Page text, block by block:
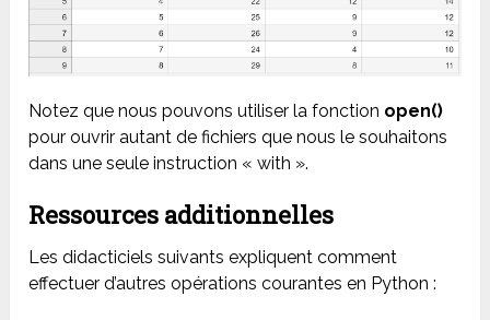
Notez que nous pouvons utiliser la fonction open()
pour ouvrir autant de fichiers que nous le souhaitons
dans une seule instruction « with ».
Ressources additionnelles
Les didacticiels suivants expliquent comment
effectuer d’autres opérations courantes en Python :